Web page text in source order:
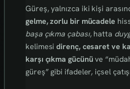
Güreş, yalnızca iki kişi
gelme, zorlu bir mücadele
başa çıkma çabası, hatta
kelimesidirenç, cesaret ve
karşı çıkma gücünüve
güreş” gibi ifadeler, içsel